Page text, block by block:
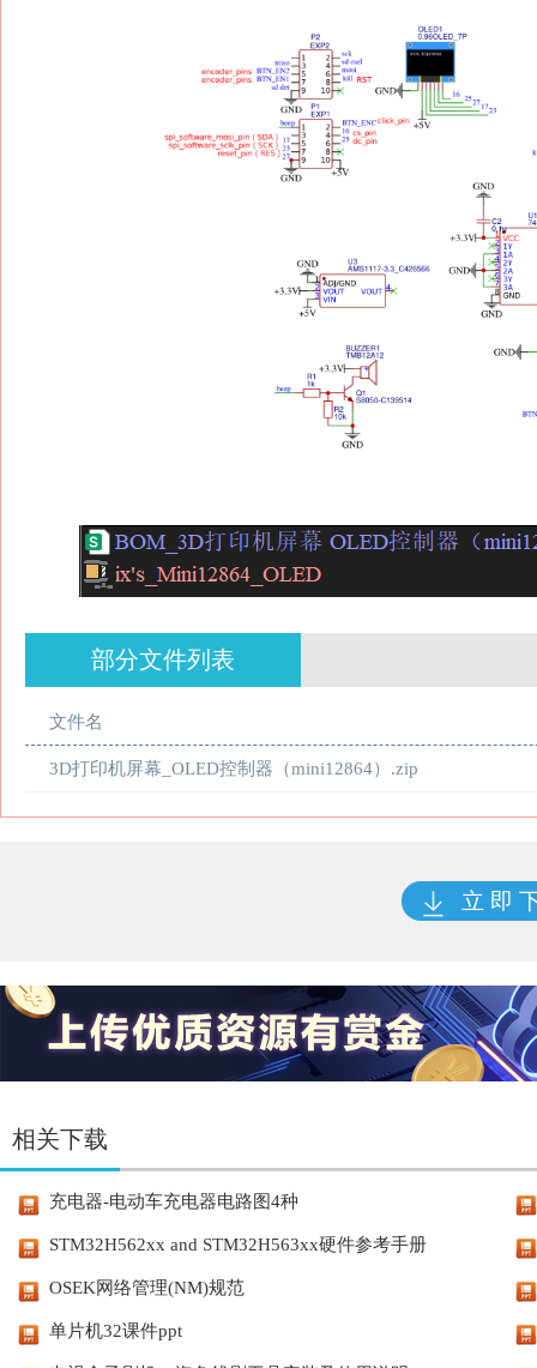
部分文件列表
文件名
3D打印机屏幕_OLED控制器（mini12864）.zip
立 即
相关下载
充电器-电动车充电器电路图4种
STM32H562xx and STM32H563xx硬件参考手册
OSEK网络管理(NM)规范
单片机32课件ppt